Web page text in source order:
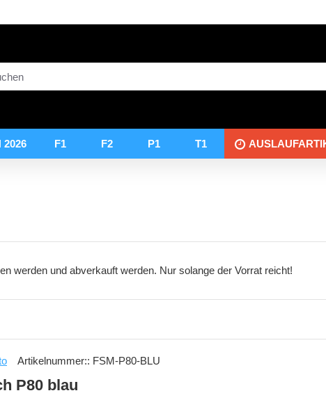
2026 F1 F2 P1 T1
werden und abverkauft werden. Nur solange der Vorrat reicht!
Artikelnummer:: FSM-P80-BLU
P80 blau